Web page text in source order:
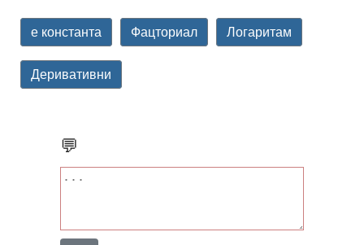
е константа Фацториал Логаритам
Деривативни
💬